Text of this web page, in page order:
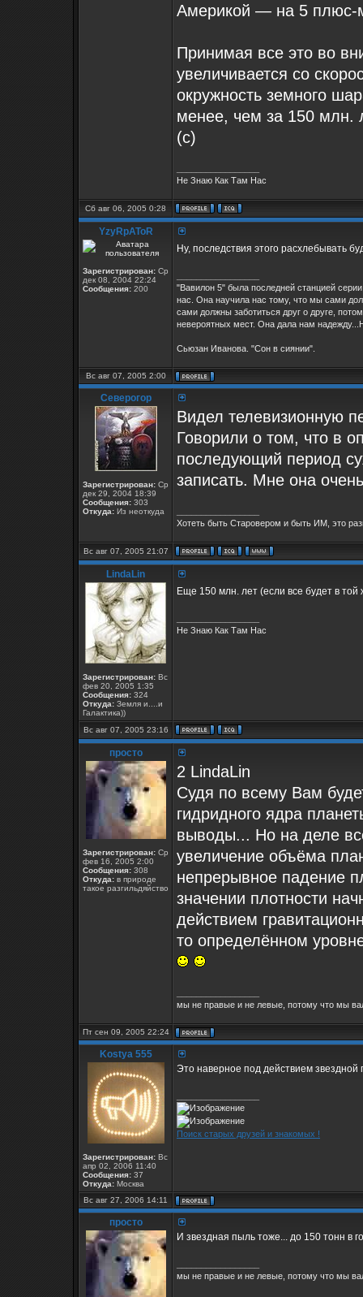
Америкой — на 5 плюс-
Принимая все это во
увеличивается со
окружность земного
менее, чем за 150 млн.
(с)
Не Знаю Как Там Нас
Сб авг 06, 2005 0:28
YzyRpAToR
Зарегистрирован: Ср
дек 08, 2004 22:24
Сообщения: 200
Ну, последствия этого расхлебывать
"Вавилон 5" была последней станцией
нас. Она научила нас тому, что мы сами
сами должны заботиться друг о друге,
невероятных мест. Она дала нам
Сьюзан Иванова. "Сон в сиянии".
Вс авг 07, 2005 2:00
Северогор
Зарегистрирован: Ср
дек 29, 2004 18:39
Сообщения: 303
Откуда: Из неоткуда
Видел телевизионную
Говорили о том, что в
последующий период
записать. Мне она
Хотеть быть Старовером и быть ИМ, это
Вс авг 07, 2005 21:07
LindaLin
Зарегистрирован: Вс
фев 20, 2005 1:35
Сообщения: 324
Откуда: Земля и....и
Галактика))
Еще 150 млн. лет (если все будет в
Не Знаю Как Там Нас
Вс авг 07, 2005 23:16
просто
Зарегистрирован: Ср
фев 16, 2005 2:00
Сообщения: 308
Откуда: в природе
такое разгильдяйство
2 LindaLin
Судя по всему Вам
гидридного ядра
выводы... Но на деле
увеличение объёма
непрерывное падение
значении плотности
действием
то определённом
мы не правые и не левые, потому что мы
Пт сен 09, 2005 22:24
Kostya 555
Зарегистрирован: Вс
апр 02, 2006 11:40
Сообщения: 37
Откуда: Москва
Это наверное под действием
Поиск старых друзей и знакомых !
Вс авг 27, 2006 14:11
просто
И звездная пыль тоже... до 150 тонн в
мы не правые и не левые, потому что мы